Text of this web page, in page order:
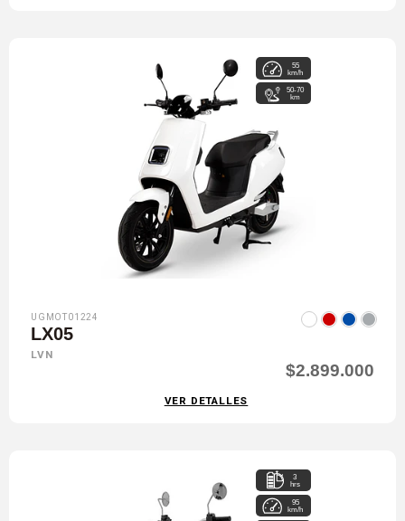
55
km/h
50-70
km
UGMOT01224
LX05
LVN
$2.899.000
VER DETALLES
3
hrs
95
km/h